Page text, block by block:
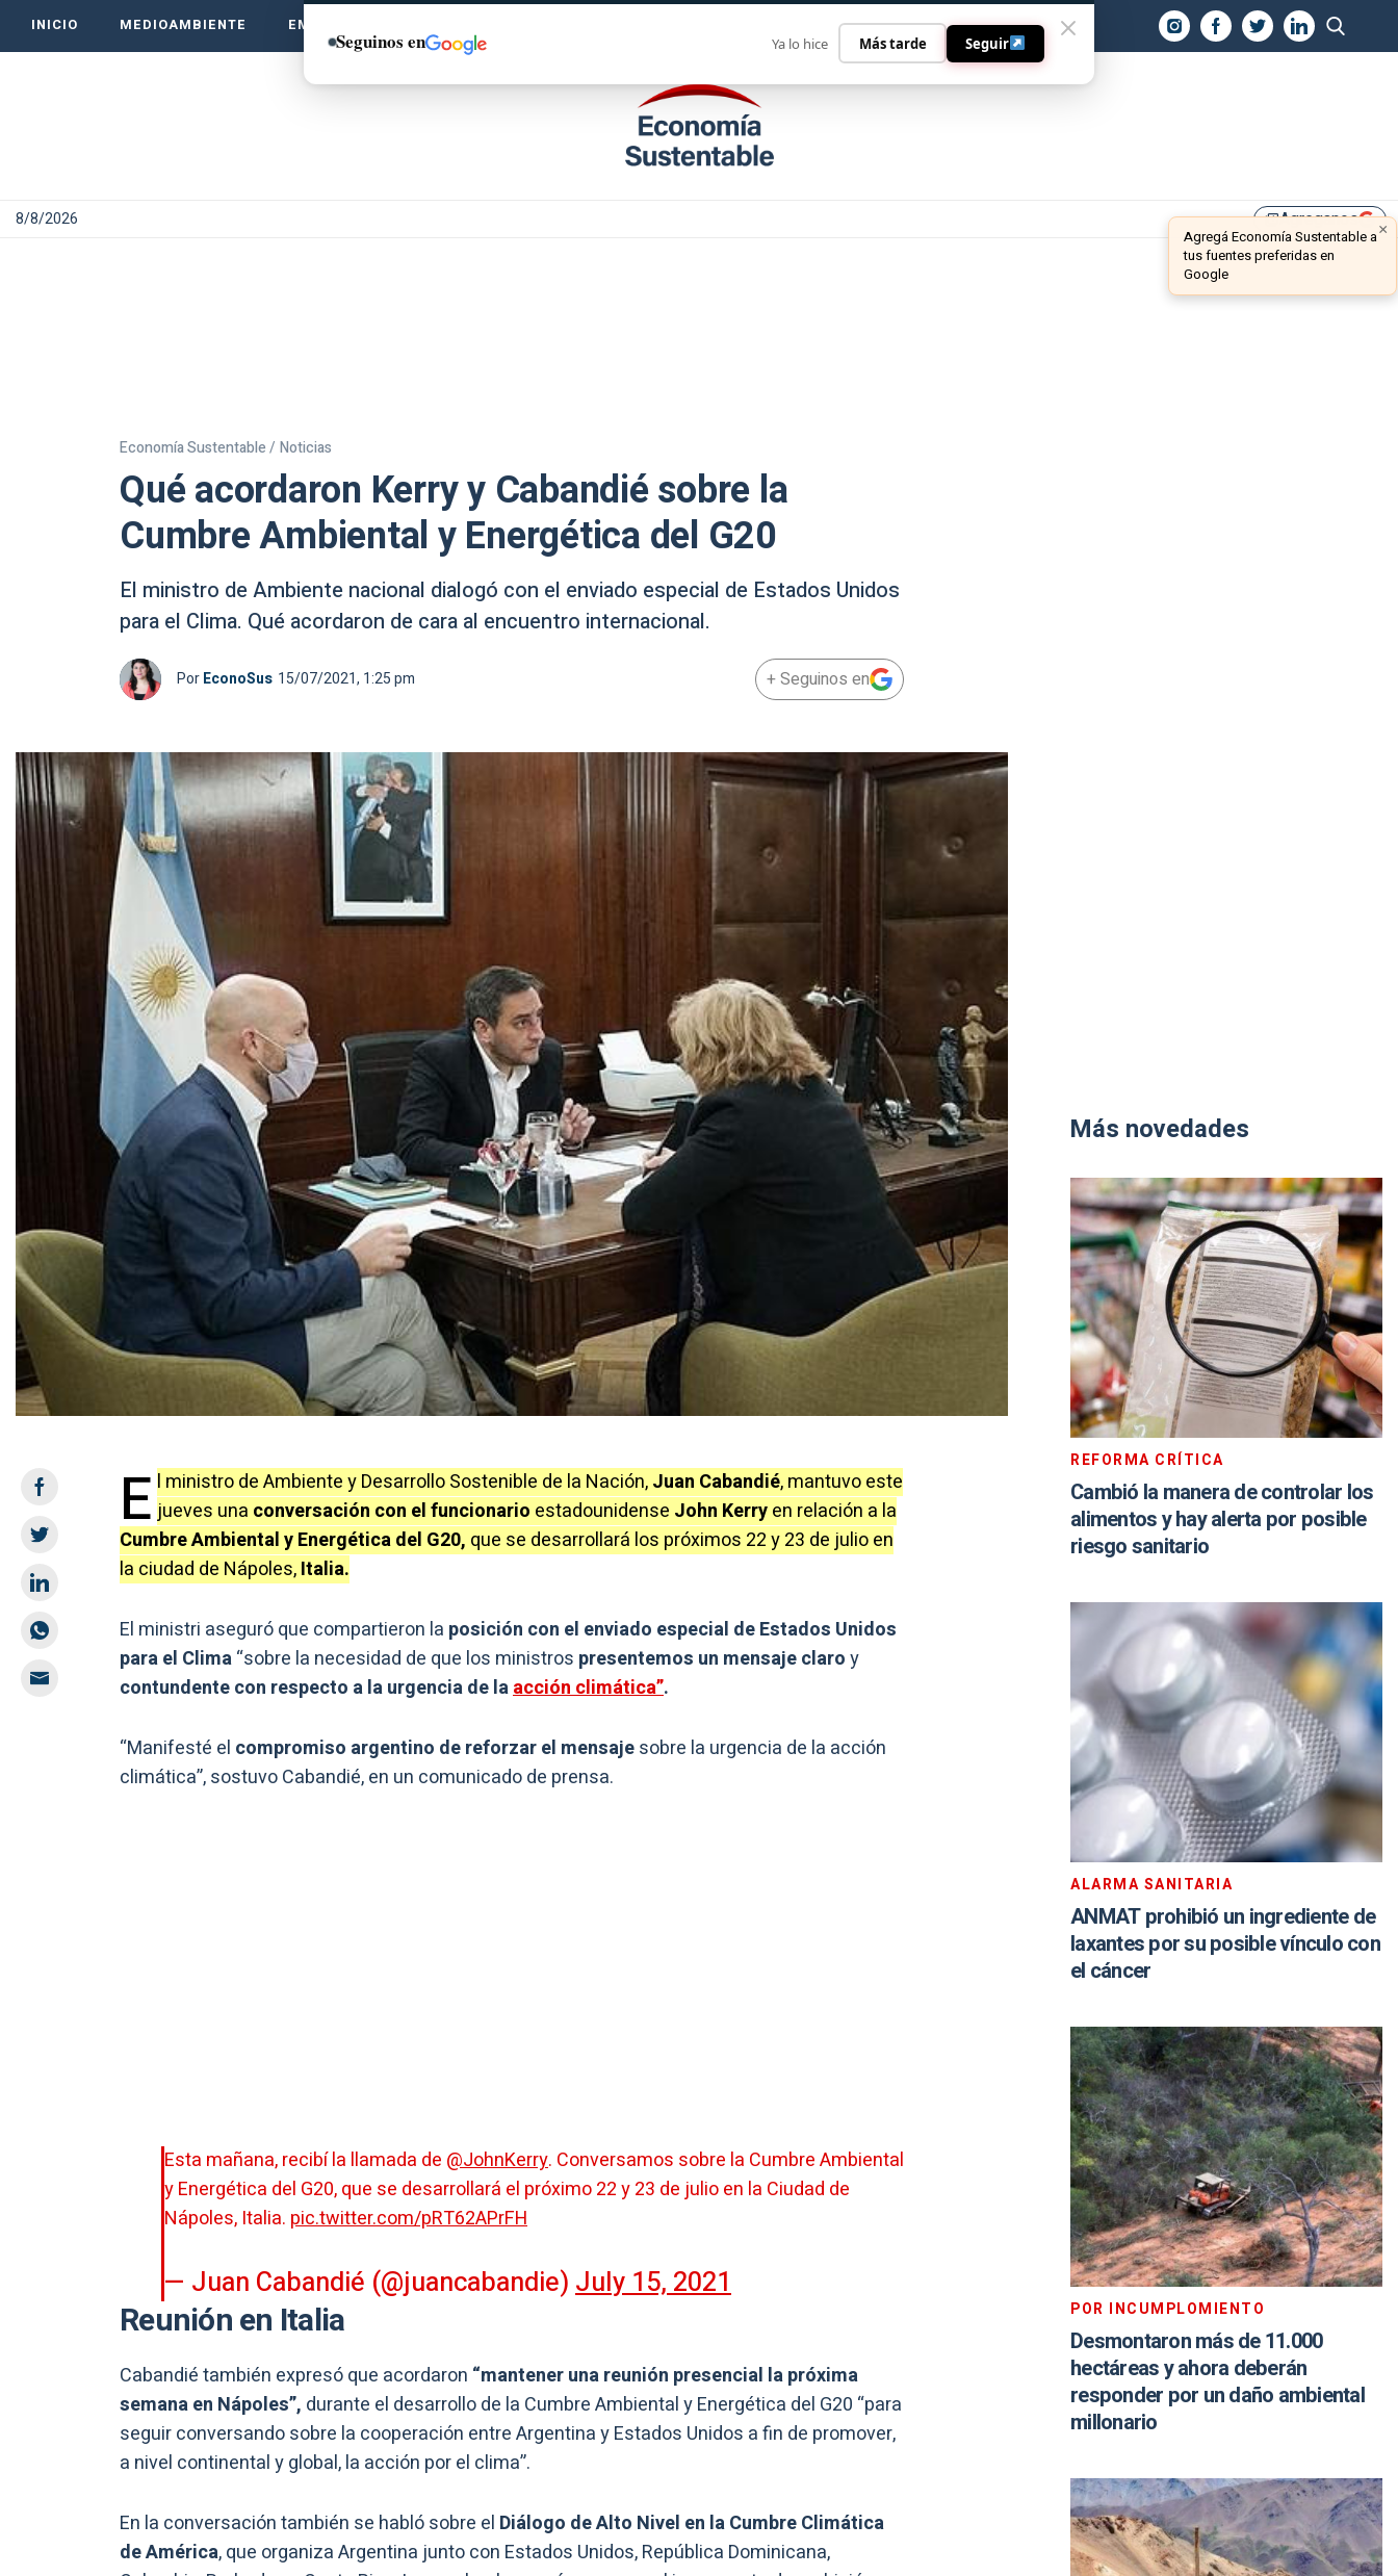
INICIO MEDIOAMBIENTE EMPRENDE VERDE CONTACTO
8/8/2026 library_addAgreganos ×
Agregá Economía Sustentable a
tus fuentes preferidas en
Google
Economía Sustentable / Noticias
Qué acordaron Kerry y Cabandié sobre la
Cumbre Ambiental y Energética del G20
El ministro de Ambiente nacional dialogó con el enviado especial de Estados Unidos
para el Clima. Qué acordaron de cara al encuentro internacional.
PorEconoSus 15/07/2021, 1:25 pm + Seguinos en
E l ministro de Ambiente y Desarrollo Sostenible de la Nación,Juan Cabandié, mantuvo este
jueves una conversación con el funcionario estadounidense John Kerryen relación a la
Cumbre Ambiental y Energética del G20, que se desarrollará los próximos 22 y 23 de julio en
la ciudad de Nápoles,Italia.
El ministri aseguró que compartieron la posición con el enviado especial de Estados Unidos
para el Clima“sobre la necesidad de que los ministros presentemos un mensaje claroy
contundente con respecto a la urgencia de laacción climática”.
“Manifesté el compromiso argentino de reforzar el mensajesobre la urgencia de la acción
climática”, sostuvo Cabandié, en un comunicado de prensa.
Esta mañana, recibí la llamada de @JohnKerry. Conversamos sobre la Cumbre Ambiental
y Energética del G20, que se desarrollará el próximo 22 y 23 de julio en la Ciudad de
Nápoles, Italia. pic.twitter.com/pRT62APrFH
— Juan Cabandié (@juancabandie)July 15, 2021
Reunión en Italia
Cabandié también expresó que acordaron “mantener una reunión presencial la próxima
semana en Nápoles”, durante el desarrollo de la Cumbre Ambiental y Energética del G20 “para
seguir conversando sobre la cooperación entre Argentina y Estados Unidos a fin de promover,
a nivel continental y global, la acción por el clima”.
En la conversación también se habló sobre el Diálogo de Alto Nivel en la Cumbre Climática
de América, que organiza Argentina junto con Estados Unidos, República Dominicana,
Más novedades
REFORMA CRÍTICA
Cambió la manera de controlar los
alimentos y hay alerta por posible
riesgo sanitario
ALARMA SANITARIA
ANMAT prohibió un ingrediente de
laxantes por su posible vínculo con
el cáncer
POR INCUMPLOMIENTO
Desmontaron más de 11.000
hectáreas y ahora deberán
responder por un daño ambiental
millonario
Seguinos en Ya lo hice Más tarde Seguir